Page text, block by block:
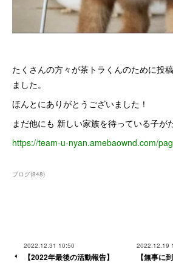
たくさんの方々が茶トラくんのために投
ました。
ほんとにありがとうございました！
まだ他にも 新しい家族を待っている子が
https://team-u-nyan.amebaownd.com/
ブログ(848)
2022.12.31 10:50
【2022年最後の活動報告】
2022.12.19
【無事に